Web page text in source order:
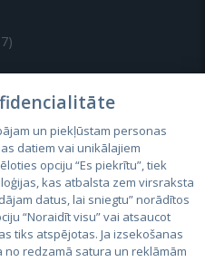
un piekļūstam personas
datiem vai unikālajiem
opciju “Es piekrītu”, tiek
kas atbalsta zem virsraksta
datus, lai sniegtu” norādītos
“Noraidīt visu” vai atsaucot
tiks atspējotas. Ja izsekošanas
redzamā satura un reklāmām